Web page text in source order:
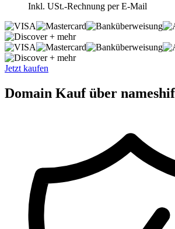
Inkl. USt.-Rechnung per E-Mail
+ mehr
+ mehr
Jetzt kaufen
Domain Kauf über